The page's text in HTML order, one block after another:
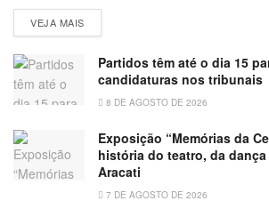
VEJA MAIS
Partidos têm até o dia 15
candidaturas nos tribunais
8 DE AGOSTO DE 2026
Exposição “Memórias da
história do teatro, da
Aracati
7 DE AGOSTO DE 2026